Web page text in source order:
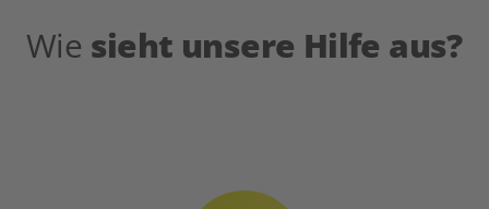
Wie sieht unsere Hilfe aus?